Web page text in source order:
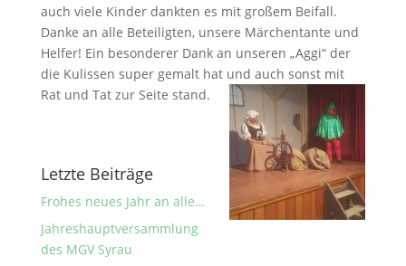
auch viele Kinder dankten es mit großem Beifall.
Danke an alle Beteiligten, unsere Märchentante und
Helfer! Ein besonderer Dank an unseren „Aggi“ der
die Kulissen super gemalt hat und auch sonst mit
Rat und Tat zur Seite stand.
Letzte Beiträge
Frohes neues Jahr an alle…
Jahreshauptversammlung
des MGV Syrau